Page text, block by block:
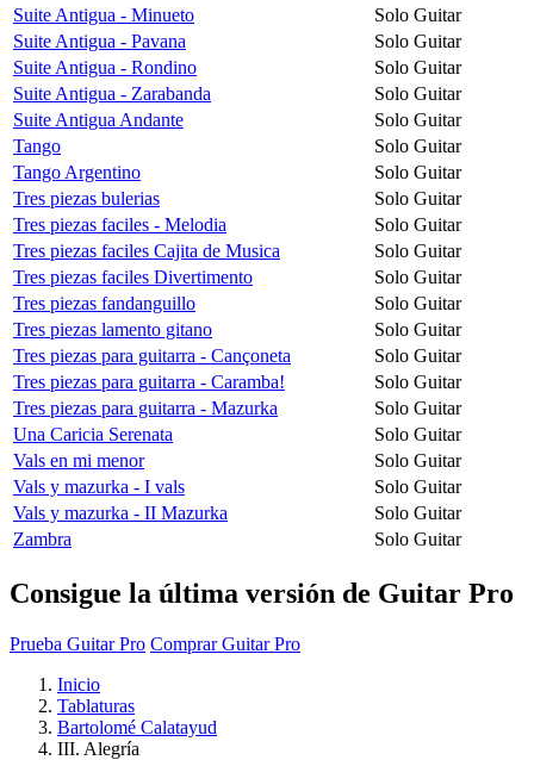
Suite Antigua - Minueto
Solo Guitar
Suite Antigua - Pavana
Solo Guitar
Suite Antigua - Rondino
Solo Guitar
Suite Antigua - Zarabanda
Solo Guitar
Suite Antigua Andante
Solo Guitar
Tango
Solo Guitar
Tango Argentino
Solo Guitar
Tres piezas bulerias
Solo Guitar
Tres piezas faciles - Melodia
Solo Guitar
Tres piezas faciles Cajita de Musica
Solo Guitar
Tres piezas faciles Divertimento
Solo Guitar
Tres piezas fandanguillo
Solo Guitar
Tres piezas lamento gitano
Solo Guitar
Tres piezas para guitarra - Cançoneta
Solo Guitar
Tres piezas para guitarra - Caramba!
Solo Guitar
Tres piezas para guitarra - Mazurka
Solo Guitar
Una Caricia Serenata
Solo Guitar
Vals en mi menor
Solo Guitar
Vals y mazurka - I vals
Solo Guitar
Vals y mazurka - II Mazurka
Solo Guitar
Zambra
Solo Guitar
Consigue la última versión de Guitar Pro
Prueba Guitar Pro Comprar Guitar Pro
Inicio
Tablaturas
Bartolomé Calatayud
III. Alegría